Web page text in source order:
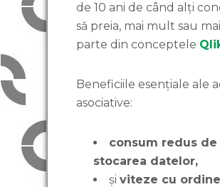
de 10 ani de când alți
să preia, mai mult sau
parte din conceptele
Beneficiile esențiale ale
asociative:
consum redus
stocarea datelor,
și viteze cu